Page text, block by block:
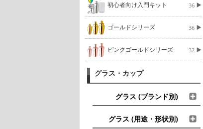
初心者向け入門キット 36
ゴールドシリーズ 36
ピンクゴールドシリーズ 32
グラス・カップ
グラス (ブランド別)
グラス (用途・形状別)